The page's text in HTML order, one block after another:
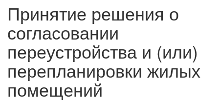
Принятие решения о
согласовании
переустройства и (или)
перепланировки жилых
помещений